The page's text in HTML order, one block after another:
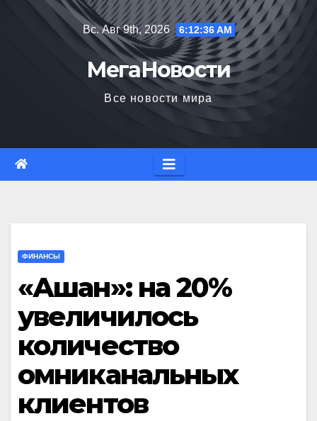
Вс. Авг 9th, 2026 6:12:37 AM
МегаНовости
Все новости мира
ФИНАНСЫ
«Ашан»: на 20%
увеличилось
количество
омниканальных
клиентов